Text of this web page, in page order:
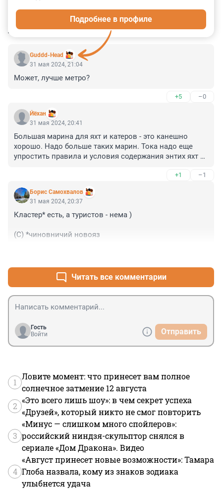
КОММЕНТАРИИ 6
Guddd-Head
Подробнее в профиле
31 мая 2024, 21:04
Может, лучше метро?
+5 –0
Йёхан
31 мая 2024, 20:41
Большая марина для яхт и катеров - это канешно
хорошо. Надо больше таких марин. Тока надо еще
упростить правила и условия содержания энтих яхт и
бесплатных швартовок в отличии от наших марин.
+1 –1
Борис Самохвалов
31 мая 2024, 20:37
Кластер* есть, а туристов - нема )
(С) *чиновничий новояз
Читать все комментарии
Гость
Войти
Отправить
1
Ловите момент: что принесет вам полное
солнечное затмение 12 августа
2
«Это всего лишь шоу»: в чем секрет успеха
«Друзей», который никто не смог повторить
3
«Минус — слишком много спойлеров»:
российский ниндзя-скульптор снялся в
сериале «Дом Дракона». Видео
4
«Август принесет новые возможности»: Тамара
Глоба назвала, кому из знаков зодиака
улыбнется удача